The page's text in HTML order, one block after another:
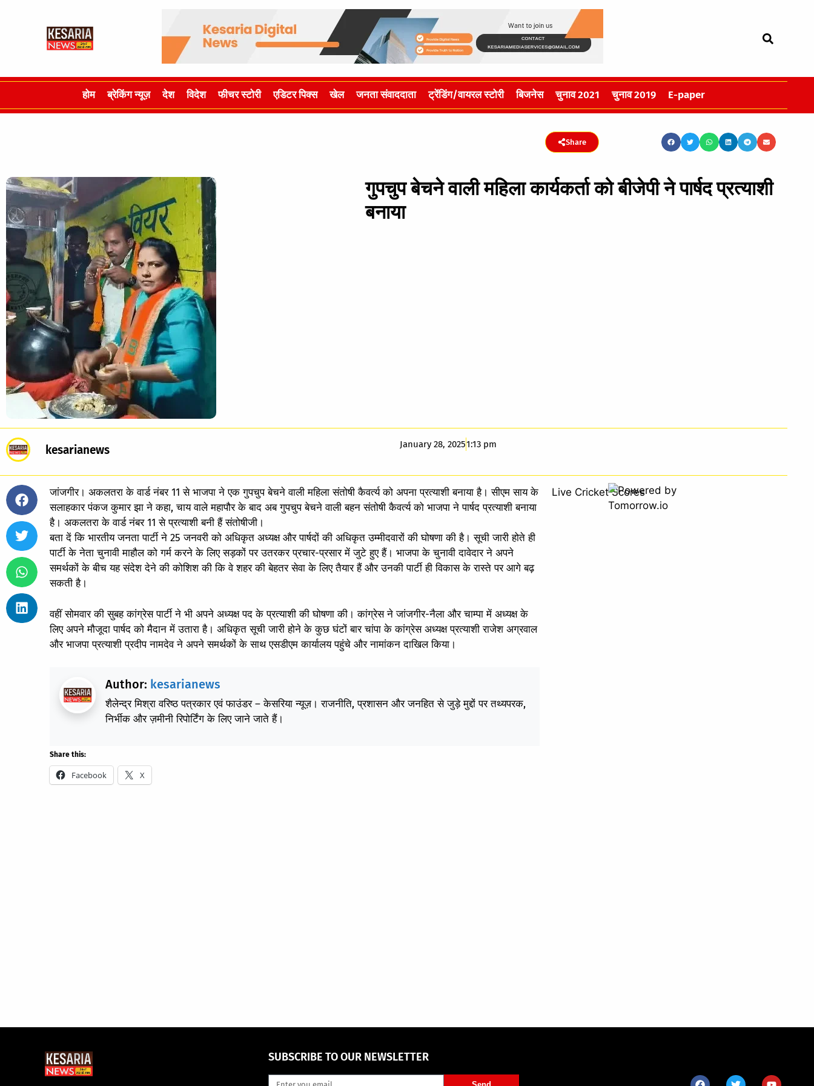
होम ब्रेकिंग न्यूज़ देश विदेश फीचर स्टोरी एडिटर पिक्स खेल जनता संवाददाता ट्रेंडिंग/वायरल स्टोरी बिजनेस चुनाव 2021 चुनाव 2019 E-paper
Share
गुपचुप बेचने वाली महिला कार्यकर्ता को बीजेपी ने पार्षद प्रत्याशी
बनाया
kesarianews January 28, 20251:13 pm
जांजगीर। अकलतरा के वार्ड नंबर 11 से भाजपा ने एक गुपचुप बेचने वाली महिला संतोषी कैवर्त्य को अपना प्रत्याशी बनाया है। सीएम साय के
सलाहकार पंकज कुमार झा ने कहा, चाय वाले महापौर के बाद अब गुपचुप बेचने वाली बहन संतोषी कैवर्त्य को भाजपा ने पार्षद प्रत्याशी बनाया
है। अकलतरा के वार्ड नंबर 11 से प्रत्याशी बनी हैं संतोषीजी।
बता दें कि भारतीय जनता पार्टी ने 25 जनवरी को अधिकृत अध्यक्ष और पार्षदों की अधिकृत उम्मीदवारों की घोषणा की है। सूची जारी होते ही
पार्टी के नेता चुनावी माहौल को गर्म करने के लिए सड़कों पर उतरकर प्रचार-प्रसार में जुटे हुए हैं। भाजपा के चुनावी दावेदार ने अपने
समर्थकों के बीच यह संदेश देने की कोशिश की कि वे शहर की बेहतर सेवा के लिए तैयार हैं और उनकी पार्टी ही विकास के रास्ते पर आगे बढ़
सकती है।
वहीं सोमवार की सुबह कांग्रेस पार्टी ने भी अपने अध्यक्ष पद के प्रत्याशी की घोषणा की। कांग्रेस ने जांजगीर-नैला और चाम्पा में अध्यक्ष के
लिए अपने मौजूदा पार्षद को मैदान में उतारा है। अधिकृत सूची जारी होने के कुछ घंटों बार चांपा के कांग्रेस अध्यक्ष प्रत्याशी राजेश अग्रवाल
और भाजपा प्रत्याशी प्रदीप नामदेव ने अपने समर्थकों के साथ एसडीएम कार्यालय पहुंचे और नामांकन दाखिल किया।
Author: kesarianews
शैलेन्द्र मिश्रा वरिष्ठ पत्रकार एवं फाउंडर – केसरिया न्यूज़। राजनीति, प्रशासन और जनहित से जुड़े मुद्दों पर तथ्यपरक,
निर्भीक और ज़मीनी रिपोर्टिंग के लिए जाने जाते हैं।
Share this:
Facebook X
Live Cricket Scores
SUBSCRIBE TO OUR NEWSLETTER